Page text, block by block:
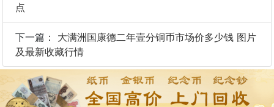
点
下一篇： 大满洲国康德二年壹分铜币市场价多少钱 图片
及最新收藏行情